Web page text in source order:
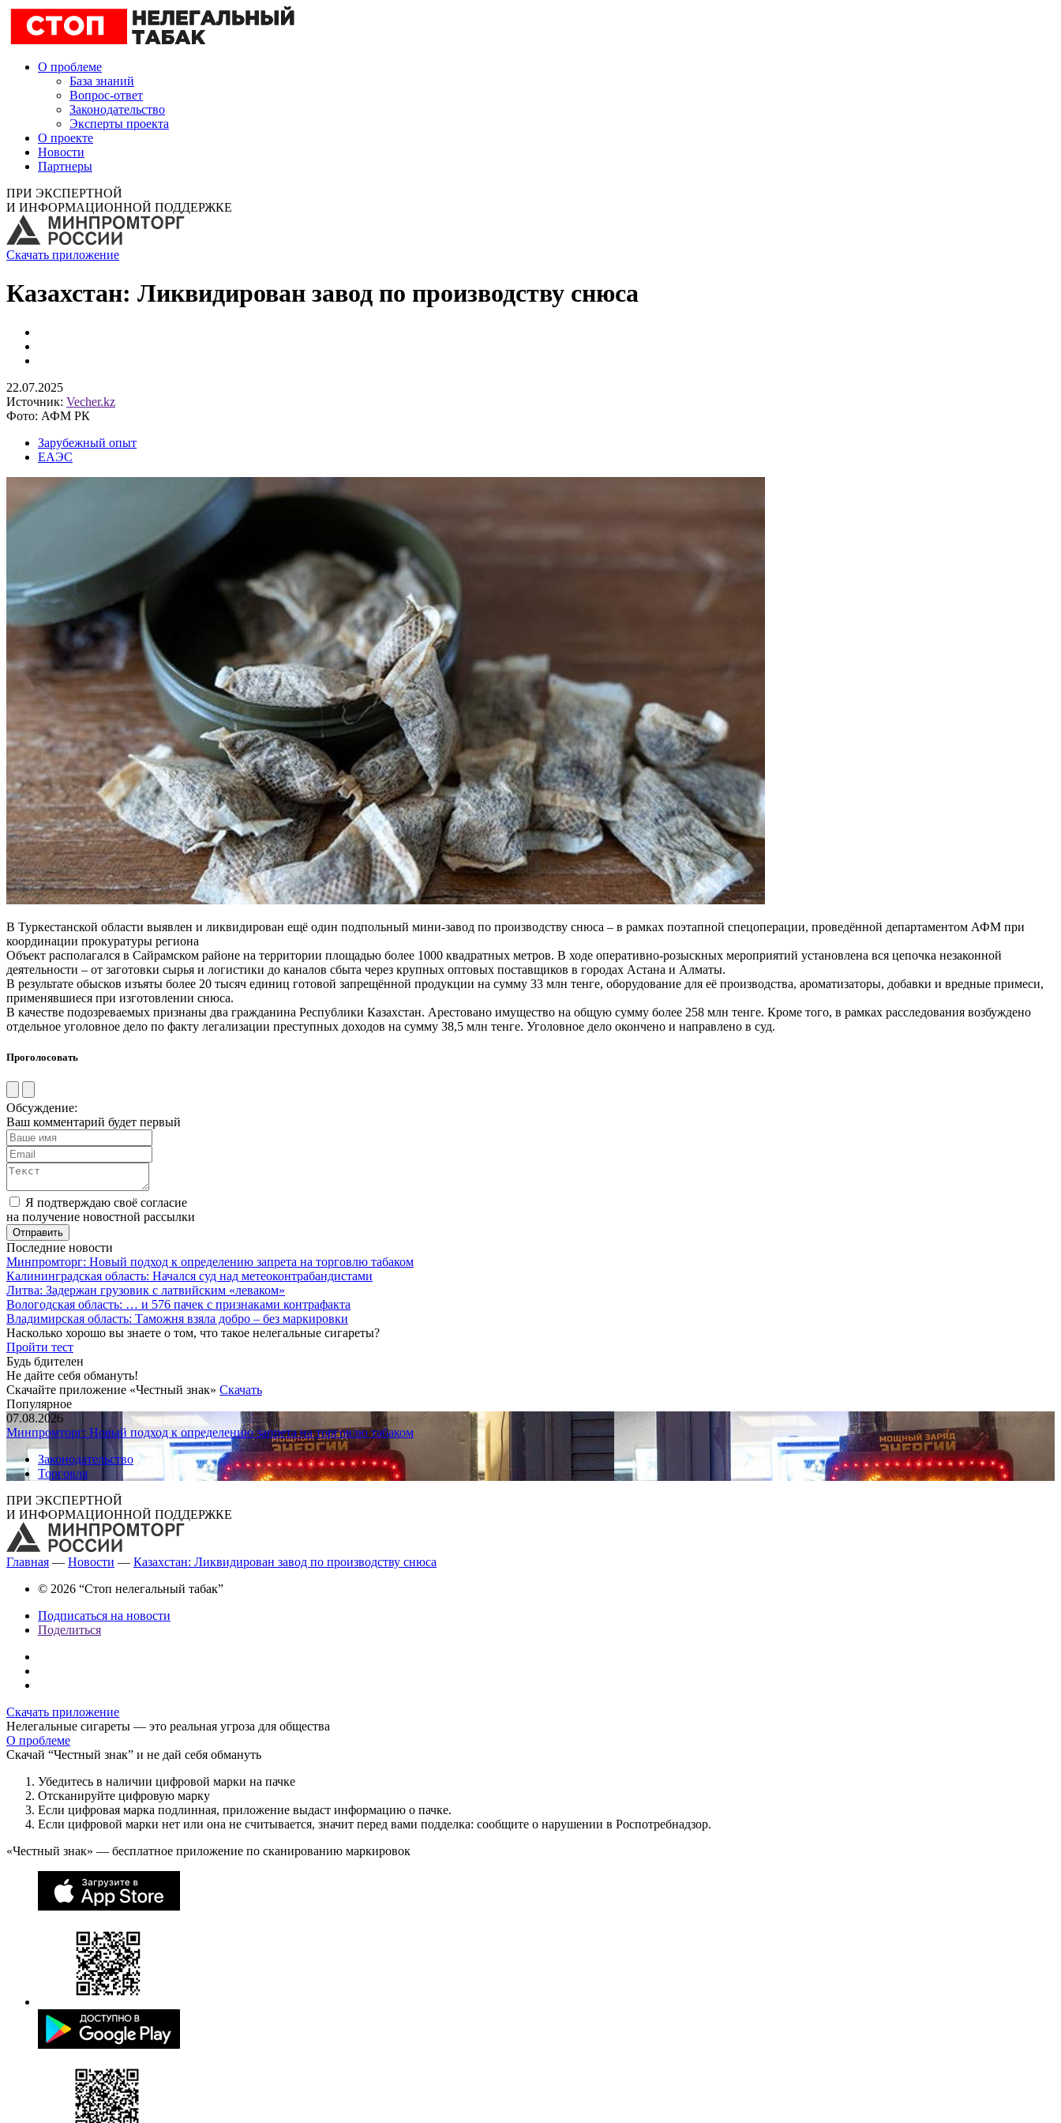
О проблеме
База знаний
Вопрос-ответ
Законодательство
Эксперты проекта
О проекте
Новости
Партнеры
ПРИ ЭКСПЕРТНОЙ
И ИНФОРМАЦИОННОЙ ПОДДЕРЖКЕ
Скачать приложение
Казахстан: Ликвидирован завод по производству снюса
22.07.2025
Источник: Vecher.kz
Фото: АФМ РК
Зарубежный опыт
ЕАЭС
В Туркестанской области выявлен и ликвидирован ещё один подпольный мини-завод по производству снюса – в рамках поэтапной спецоперации, проведённой департаментом АФМ при
координации прокуратуры региона
Объект располагался в Сайрамском районе на территории площадью более 1000 квадратных метров. В ходе оперативно-розыскных мероприятий установлена вся цепочка незаконной
деятельности – от заготовки сырья и логистики до каналов сбыта через крупных оптовых поставщиков в городах Астана и Алматы.
В результате обысков изъяты более 20 тысяч единиц готовой запрещённой продукции на сумму 33 млн тенге, оборудование для её производства, ароматизаторы, добавки и вредные примеси,
применявшиеся при изготовлении снюса.
В качестве подозреваемых признаны два гражданина Республики Казахстан. Арестовано имущество на общую сумму более 258 млн тенге. Кроме того, в рамках расследования возбуждено
отдельное уголовное дело по факту легализации преступных доходов на сумму 38,5 млн тенге. Уголовное дело окончено и направлено в суд.
Проголосовать
Обсуждение:
Ваш комментарий будет первый
Я подтверждаю своё согласие
на получение новостной рассылки
Последние новости
Минпромторг: Новый подход к определению запрета на торговлю табаком
Калининградская область: Начался суд над метеоконтрабандистами
Литва: Задержан грузовик с латвийским «леваком»
Вологодская область: … и 576 пачек с признаками контрафакта
Владимирская область: Таможня взяла добро – без маркировки
Насколько хорошо вы знаете о том, что такое нелегальные сигареты?
Пройти тест
Будь бдителен
Не дайте себя обмануть!
Скачайте приложение «Честный знак» Скачать
Популярное
07.08.2026
Минпромторг: Новый подход к определению запрета на торговлю табаком
Законодательство
Торговля
ПРИ ЭКСПЕРТНОЙ
И ИНФОРМАЦИОННОЙ ПОДДЕРЖКЕ
Главная — Новости — Казахстан: Ликвидирован завод по производству снюса
© 2026 “Стоп нелегальный табак”
Подписаться на новости
Поделиться
Скачать приложение
Нелегальные сигареты — это реальная угроза для общества
О проблеме
Скачай “Честный знак” и не дай себя обмануть
Убедитесь в наличии цифровой марки на пачке
Отсканируйте цифровую марку
Если цифровая марка подлинная, приложение выдаст информацию о пачке.
Если цифровой марки нет или она не считывается, значит перед вами подделка: сообщите о нарушении в Роспотребнадзор.
«Честный знак» — бесплатное приложение по сканированию маркировок